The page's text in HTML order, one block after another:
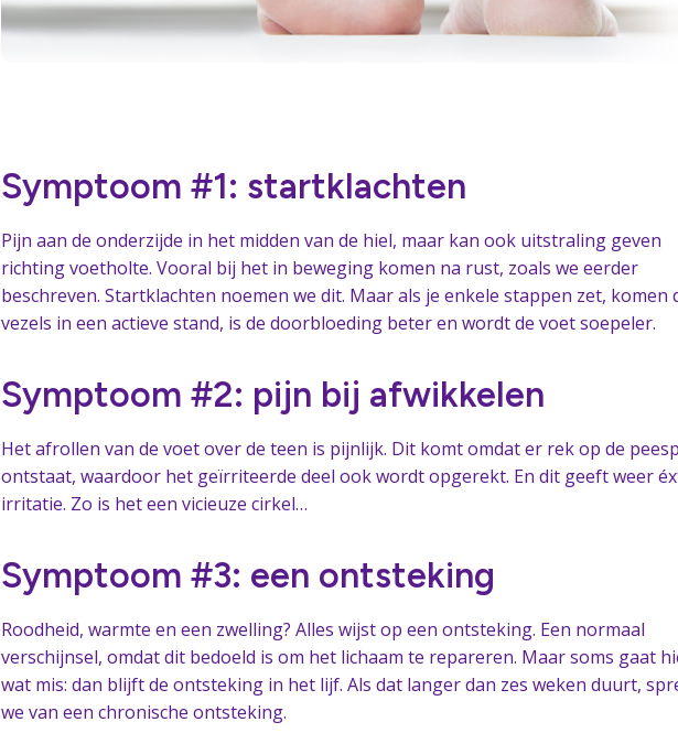
Symptoom #1: startklachten
Pijn aan de onderzijde in het midden van de hiel, maar kan ook uitstraling geven
richting voetholte. Vooral bij het in beweging komen na rust, zoals we eerder
beschreven. Startklachten noemen we dit. Maar als je enkele stappen zet, komen
vezels in een actieve stand, is de doorbloeding beter en wordt de voet soepeler.
Symptoom #2: pijn bij afwikkelen
Het afrollen van de voet over de teen is pijnlijk. Dit komt omdat er rek op de
ontstaat, waardoor het geïrriteerde deel ook wordt opgerekt. En dit geeft weer
irritatie. Zo is het een vicieuze cirkel…
Symptoom #3: een ontsteking
Roodheid, warmte en een zwelling? Alles wijst op een ontsteking. Een normaal
verschijnsel, omdat dit bedoeld is om het lichaam te repareren. Maar soms gaat
wat mis: dan blijft de ontsteking in het lijf. Als dat langer dan zes weken duurt,
we van een chronische ontsteking.